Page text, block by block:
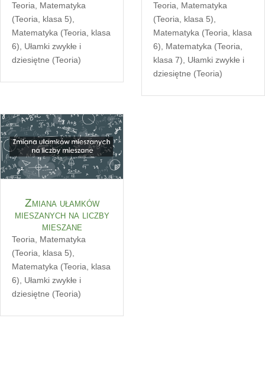
Teoria, Matematyka
(Teoria, klasa 5),
Matematyka (Teoria, klasa
6), Ułamki zwykłe i
dziesiętne (Teoria)
Teoria, Matematyka
(Teoria, klasa 5),
Matematyka (Teoria, klasa
6), Matematyka (Teoria,
klasa 7), Ułamki zwykłe i
dziesiętne (Teoria)
Zmiana ułamków
mieszanych na liczby
mieszane
Teoria
Matematyka
(Teoria, klasa 5)
Matematyka (Teoria, klasa
6)
Ułamki zwykłe i
dziesiętne (Teoria)